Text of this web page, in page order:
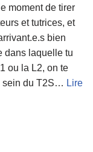
moment de tirer
et tutrices, et
bien
dans laquelle tu
ou la L2, on te
sein du T2S… Lire